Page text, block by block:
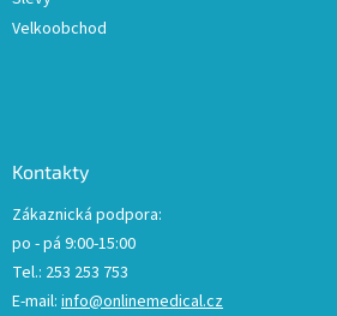
Velkoobchod
Kontakty
Zákaznická podpora:
po - pá 9:00-15:00
Tel.: 253 253 753
E-mail: info@onlinemedical.cz